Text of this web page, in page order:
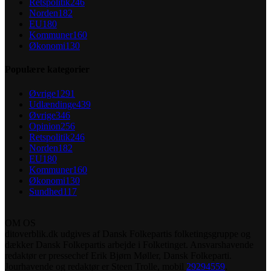
Retspolitik246
Norden182
EU180
Kommuner160
Økonomi130
Øvrige1291
Udlændinge439
Øvrige346
Opinion256
Retspolitik246
Norden182
EU180
Kommuner160
Økonomi130
Sundhed117
29294559